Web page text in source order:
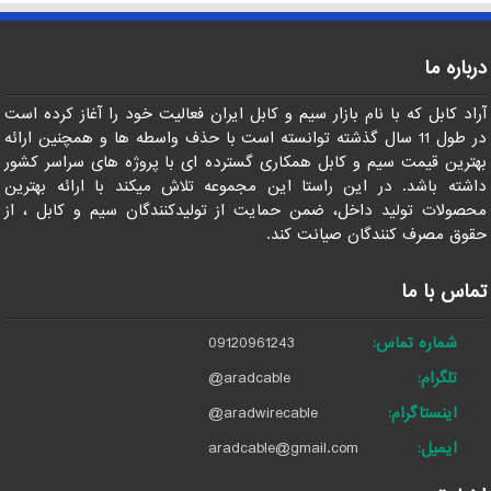
درباره ما
آراد کابل که با نام بازار سیم و کابل ایران فعالیت خود را آغاز کرده است
در طول 11 سال گذشته توانسته است با حذف واسطه ها و همچنین ارائه
بهترین قیمت سیم و کابل همکاری گسترده ای با پروژه های سراسر کشور
داشته باشد. در این راستا این مجموعه تلاش میکند با ارائه بهترین
محصولات تولید داخل، ضمن حمایت از تولیدکنندگان سیم و کابل ، از
حقوق مصرف کنندگان صیانت کند.
تماس با ما
شماره تماس:
09120961243
تلگرام:
@aradcable
اینستاگرام:
@aradwirecable
ایمیل:
aradcable@gmail.com